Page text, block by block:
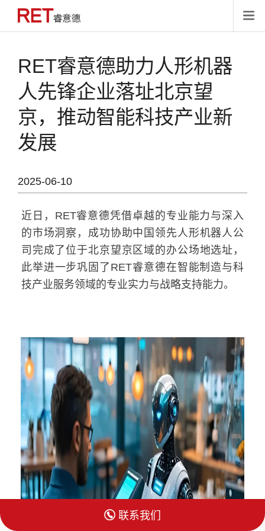

RET睿意德助力人形机器
人先锋企业落址北京望
京，推动智能科技产业新
发展
2025-06-10
近日，RET睿意德凭借卓越的专业能力与深入
的市场洞察，成功协助中国领先人形机器人公
司完成了位于北京望京区域的办公场地选址，
此举进一步巩固了RET睿意德在智能制造与科
技产业服务领域的专业实力与战略支持能力。
 联系我们